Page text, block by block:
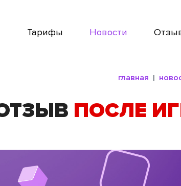
Тарифы Новости
главная
ПОСЛЕ